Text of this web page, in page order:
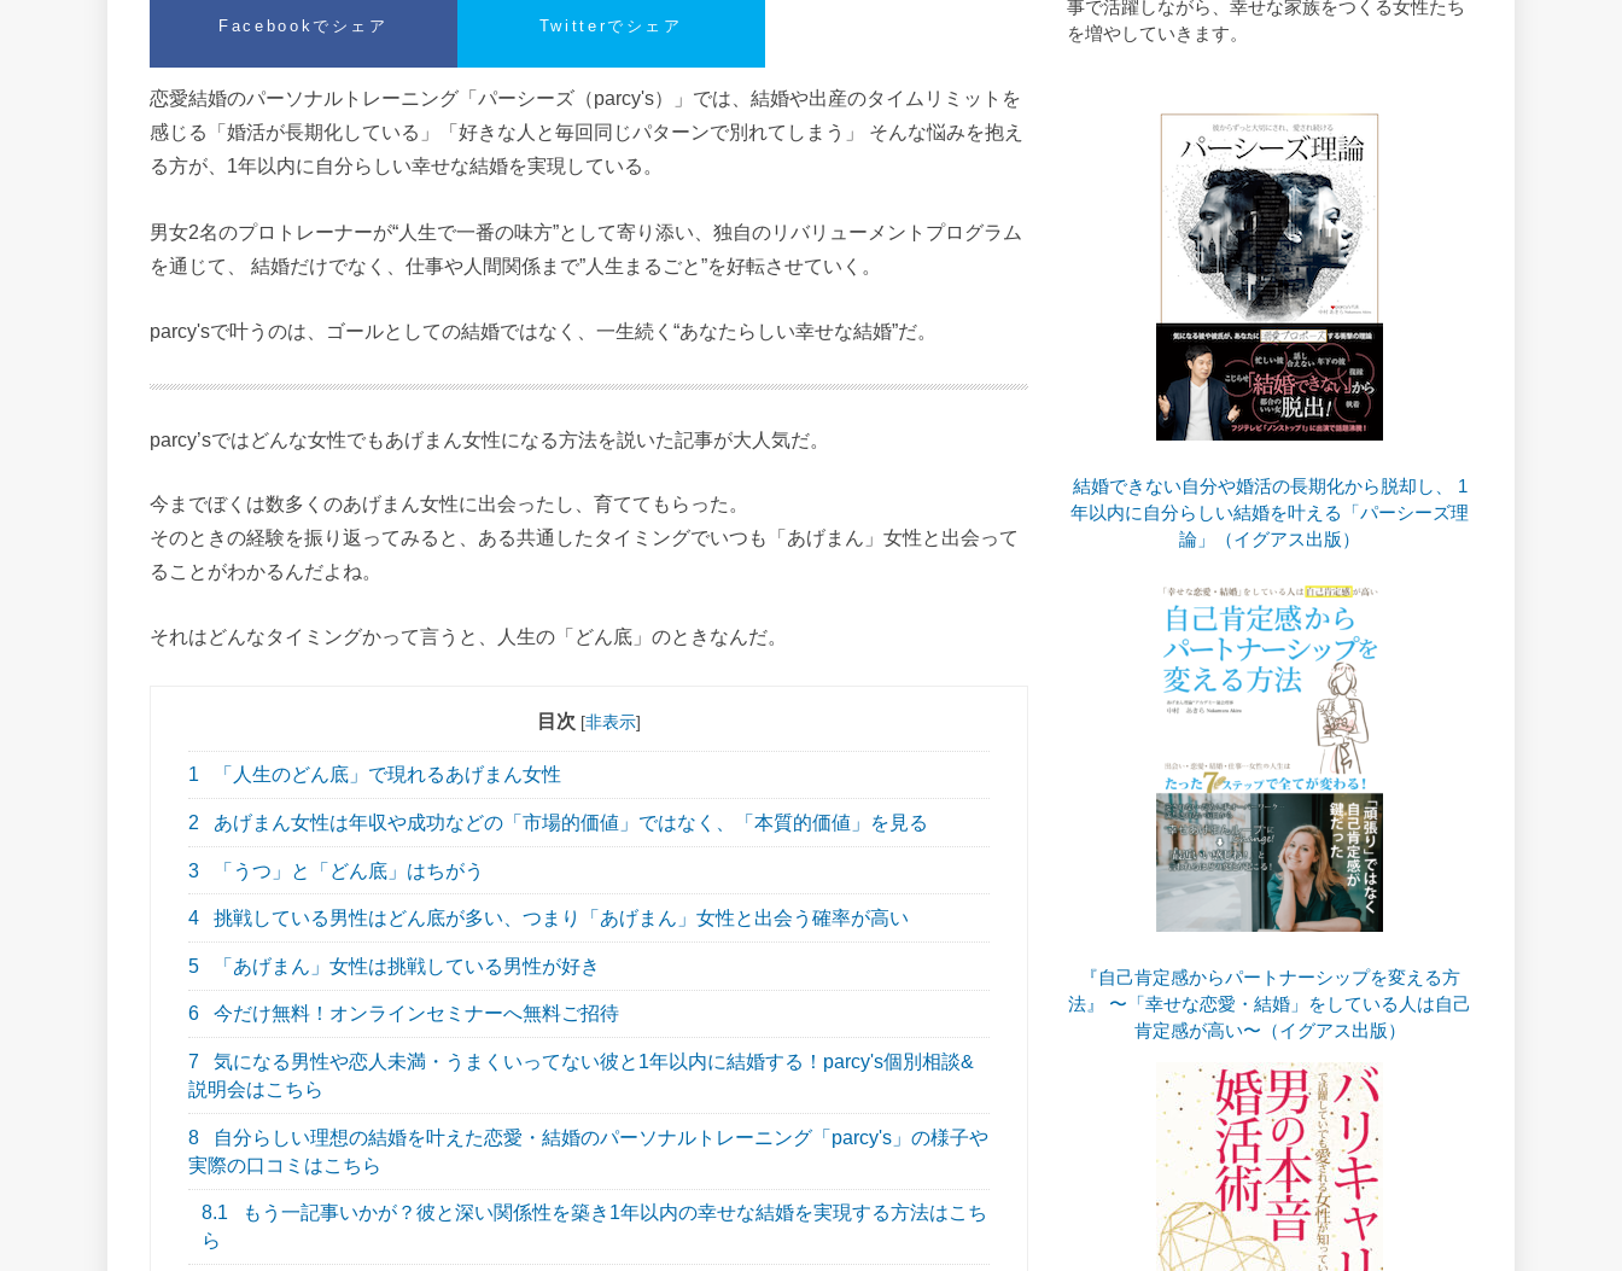
Facebookでシェア Twitterでシェア
恋愛結婚のパーソナルトレーニング「パーシーズ（parcy's）」では、結婚や出産のタイムリミットを
感じる「婚活が長期化している」「好きな人と毎回同じパターンで別れてしまう」 そんな悩みを抱え
る方が、1年以内に自分らしい幸せな結婚を実現している。
男女2名のプロトレーナーが“人生で一番の味方”として寄り添い、独自のリバリューメントプログラム
を通じて、 結婚だけでなく、仕事や人間関係まで”人生まるごと”を好転させていく。
parcy'sで叶うのは、ゴールとしての結婚ではなく、一生続く“あなたらしい幸せな結婚”だ。
parcy’sではどんな女性でもあげまん女性になる方法を説いた記事が大人気だ。
今までぼくは数多くのあげまん女性に出会ったし、育ててもらった。
そのときの経験を振り返ってみると、ある共通したタイミングでいつも「あげまん」女性と出会って
ることがわかるんだよね。
それはどんなタイミングかって言うと、人生の「どん底」のときなんだ。
目次 [非表示]
1 「人生のどん底」で現れるあげまん女性
2 あげまん女性は年収や成功などの「市場的価値」ではなく、「本質的価値」を見る
3 「うつ」と「どん底」はちがう
4 挑戦している男性はどん底が多い、つまり「あげまん」女性と出会う確率が高い
5 「あげまん」女性は挑戦している男性が好き
6 今だけ無料！オンラインセミナーへ無料ご招待
7
気になる男性や恋人未満・うまくいってない彼と1年以内に結婚する！parcy's個別相談&
説明会はこちら
8
自分らしい理想の結婚を叶えた恋愛・結婚のパーソナルトレーニング「parcy's」の様子や
実際の口コミはこちら
8.1
もう一記事いかが？彼と深い関係性を築き1年以内の幸せな結婚を実現する方法はこち
ら
事で活躍しながら、幸せな家族をつくる女性たち
を増やしていきます。
結婚できない自分や婚活の長期化から脱却し、 1
年以内に自分らしい結婚を叶える「パーシーズ理
論」（イグアス出版）
『自己肯定感からパートナーシップを変える方
法』 〜「幸せな恋愛・結婚」をしている人は自己
肯定感が高い〜（イグアス出版）